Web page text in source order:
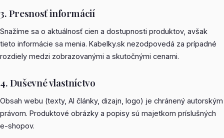
3. Presnosť informácií
Snažíme sa o aktuálnosť cien a dostupnosti produktov, avšak
tieto informácie sa menia. Kabelky.sk nezodpovedá za prípadné
rozdiely medzi zobrazovanými a skutočnými cenami.
4. Duševné vlastníctvo
Obsah webu (texty, AI články, dizajn, logo) je chránený autorským
právom. Produktové obrázky a popisy sú majetkom príslušných
e-shopov.